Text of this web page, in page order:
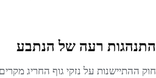
התנהגות רעה של הנתבע
חוק ההתיישנות על נזקי גוף החריג